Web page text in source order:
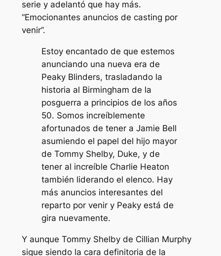
serie y adelantó que hay más.
“Emocionantes anuncios de casting por
venir”.
Estoy encantado de que estemos
anunciando una nueva era de
Peaky Blinders, trasladando la
historia al Birmingham de la
posguerra a principios de los años
50. Somos increíblemente
afortunados de tener a Jamie Bell
asumiendo el papel del hijo mayor
de Tommy Shelby, Duke, y de
tener al increíble Charlie Heaton
también liderando el elenco. Hay
más anuncios interesantes del
reparto por venir y Peaky está de
gira nuevamente.
Y aunque Tommy Shelby de Cillian Murphy
sigue siendo la cara definitoria de la